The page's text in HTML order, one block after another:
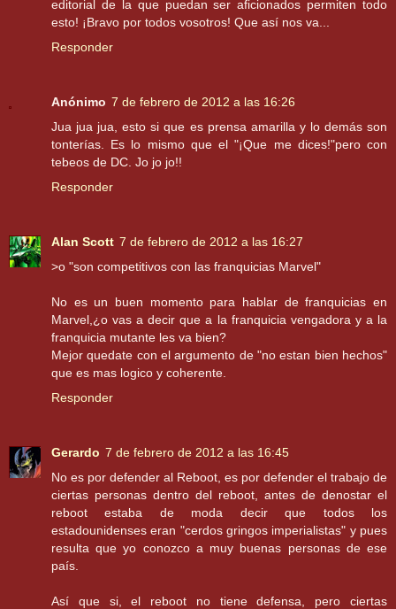
editorial de la que puedan ser aficionados permiten todo
esto! ¡Bravo por todos vosotros! Que así nos va...
Responder
Anónimo 7 de febrero de 2012 a las 16:26
Jua jua jua, esto si que es prensa amarilla y lo demás son
tonterías. Es lo mismo que el "¡Que me dices!"pero con
tebeos de DC. Jo jo jo!!
Responder
Alan Scott 7 de febrero de 2012 a las 16:27
>o "son competitivos con las franquicias Marvel"
No es un buen momento para hablar de franquicias en
Marvel,¿o vas a decir que a la franquicia vengadora y a la
franquicia mutante les va bien?
Mejor quedate con el argumento de "no estan bien hechos"
que es mas logico y coherente.
Responder
Gerardo 7 de febrero de 2012 a las 16:45
No es por defender al Reboot, es por defender el trabajo de
ciertas personas dentro del reboot, antes de denostar el
reboot estaba de moda decir que todos los
estadounidenses eran "cerdos gringos imperialistas" y pues
resulta que yo conozco a muy buenas personas de ese
país.
Así que si, el reboot no tiene defensa, pero ciertas